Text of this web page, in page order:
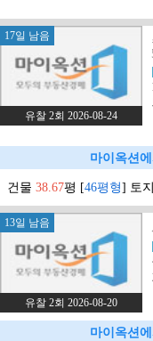
17일 남음
유찰 2회 2026-08-24
마이옥션
건물 38.67평 [46평형] 토지
13일 남음
유찰 2회 2026-08-20
마이옥션